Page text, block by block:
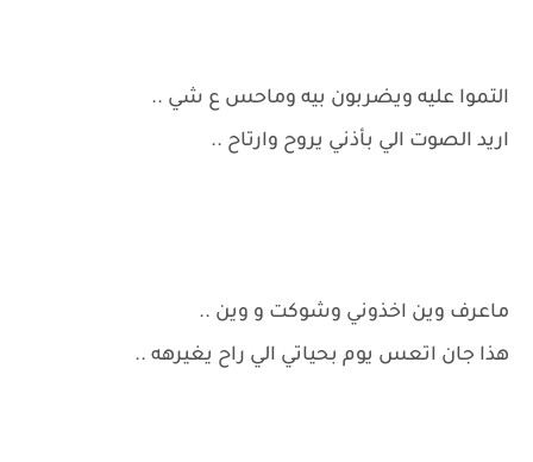
التموا عليه ويضربون بيه وماحس ع شي ..
اريد الصوت الي بأذني يروح وارتاح ..
ماعرف وين اخذوني وشوكت و وين ..
هذا جان اتعس يوم بحياتي الي راح يغيرهه ..